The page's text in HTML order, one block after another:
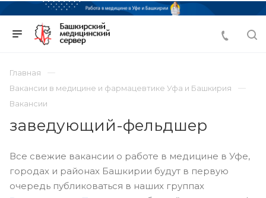
Главная
Вакансии в медицине и фармацевтике Уфа и Башкирия
Вакансии
заведующий-фельдшер
Все свежие вакансии о работе в медицине в Уфе,
городах и районах Башкирии будут в первую
очередь публиковаться в наших группах